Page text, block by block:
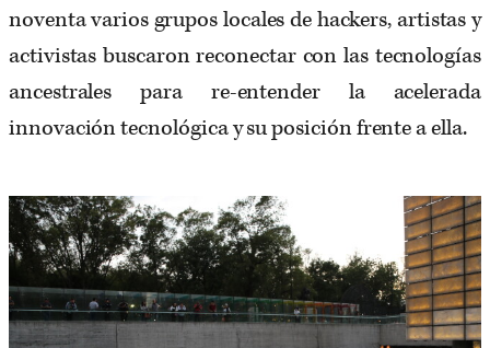
noventa varios grupos locales de hackers, artistas y
activistas buscaron reconectar con las tecnologías
ancestrales para re-entender la acelerada
innovación tecnológica y su posición frente a ella.